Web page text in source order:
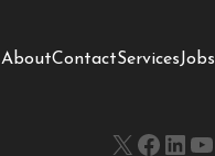
AboutContactServicesJobs